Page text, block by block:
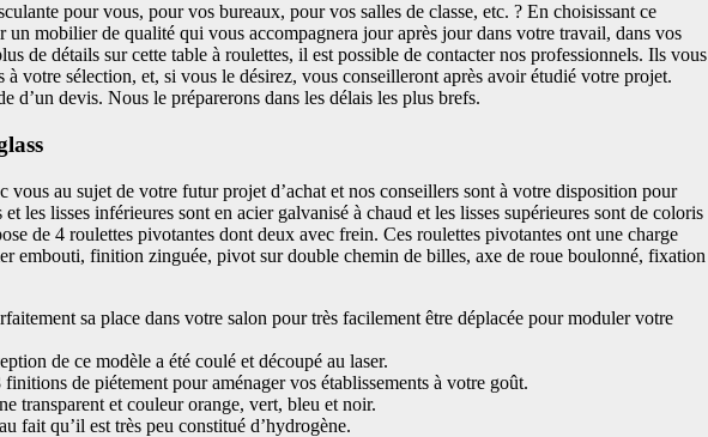
pour vous, pour vos bureaux, pour vos salles de classe, etc. ? En choisissant ce
un mobilier de qualité qui vous accompagnera jour après jour dans votre travail, dans vos
de détails sur cette table à roulettes, il est possible de contacter nos professionnels. Ils vous
à votre sélection, et, si vous le désirez, vous conseilleront après avoir étudié votre projet.
d’un devis. Nous le préparerons dans les délais les plus brefs.
vous au sujet de votre futur projet d’achat et nos conseillers sont à votre disposition pour
les lisses inférieures sont en acier galvanisé à chaud et les lisses supérieures sont de coloris
de 4 roulettes pivotantes dont deux avec frein. Ces roulettes pivotantes ont une charge
embouti, finition zinguée, pivot sur double chemin de billes, axe de roue boulonné, fixation
sa place dans votre salon pour très facilement être déplacée pour moduler votre
de ce modèle a été coulé et découpé au laser.
de piétement pour aménager vos établissements à votre goût.
transparent et couleur orange, vert, bleu et noir.
fait qu’il est très peu constitué d’hydrogène.